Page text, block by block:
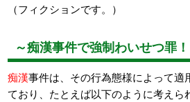
（フィクションです。）
～痴漢事件で強制わいせつ罪
痴漢事件は、その行為態様によって適
ており、たとえば以下のように考えら